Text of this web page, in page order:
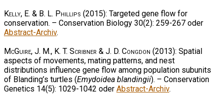
Kelly, E. & B. L. Phillips (2015): Targeted gene flow for
conservation. – Conservation Biology 30(2): 259-267 oder
Abstract-Archiv.
McGuire, J. M., K. T. Scribner & J. D. Congdon (2013): Spatial
aspects of movements, mating patterns, and nest
distributions influence gene flow among population subunits
of Blanding’s turtles (Emydoidea blandingii). – Conservation
Genetics 14(5): 1029-1042 oder Abstract-Archiv.